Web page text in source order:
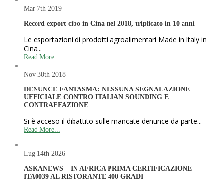
Mar 7th 2019
Record export cibo in Cina nel 2018, triplicato in 10 anni
Le esportazioni di prodotti agroalimentari Made in Italy in
Cina...
Read More...
Nov 30th 2018
DENUNCE FANTASMA: NESSUNA SEGNALAZIONE
UFFICIALE CONTRO ITALIAN SOUNDING E
CONTRAFFAZIONE
Si è acceso il dibattito sulle mancate denunce da parte...
Read More...
Lug 14th 2026
ASKANEWS – IN AFRICA PRIMA CERTIFICAZIONE
ITA0039 AL RISTORANTE 400 GRADI